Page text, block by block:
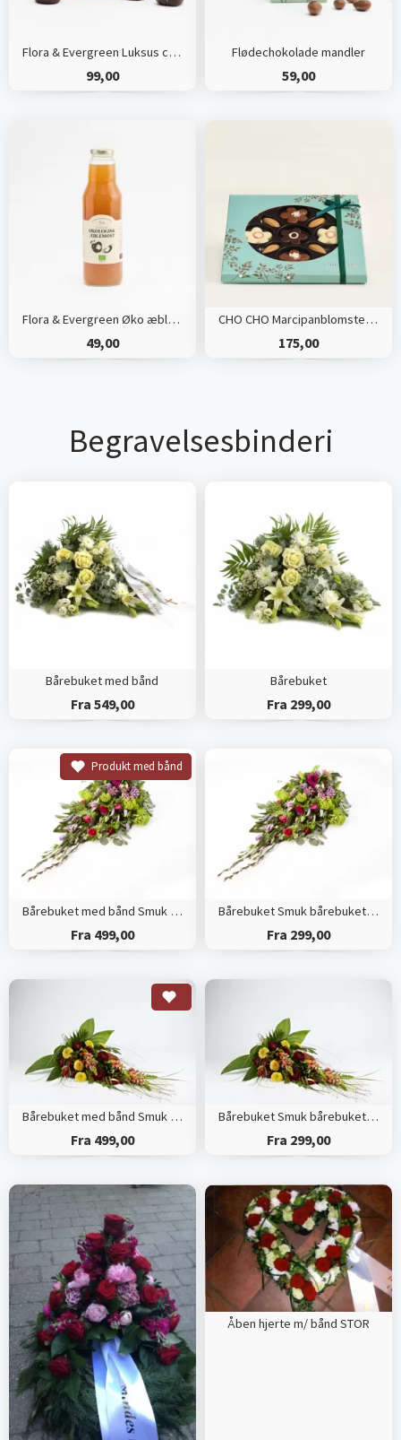
Flora & Evergreen Luksus chokoladekugler
99,00
Flødechokolade mandler
59,00
Flora & Evergreen Øko æblemost
49,00
CHO CHO Marcipanblomster og Chokoladebønner
175,00
Begravelsesbinderi
Bårebuket med bånd
Fra 549,00
Bårebuket
Fra 299,00
Produkt med bånd
Bårebuket med bånd Smuk bårebuket efter blomsterdekoratørens valg
Fra 499,00
Bårebuket Smuk bårebuket efter blomsterdekoratørens valg
Fra 299,00
Bårebuket med bånd Smuk bårebuket med årstidens blomster
Fra 499,00
Bårebuket Smuk bårebuket med årstidens blomster
Fra 299,00
Åben hjerte m/ bånd STOR